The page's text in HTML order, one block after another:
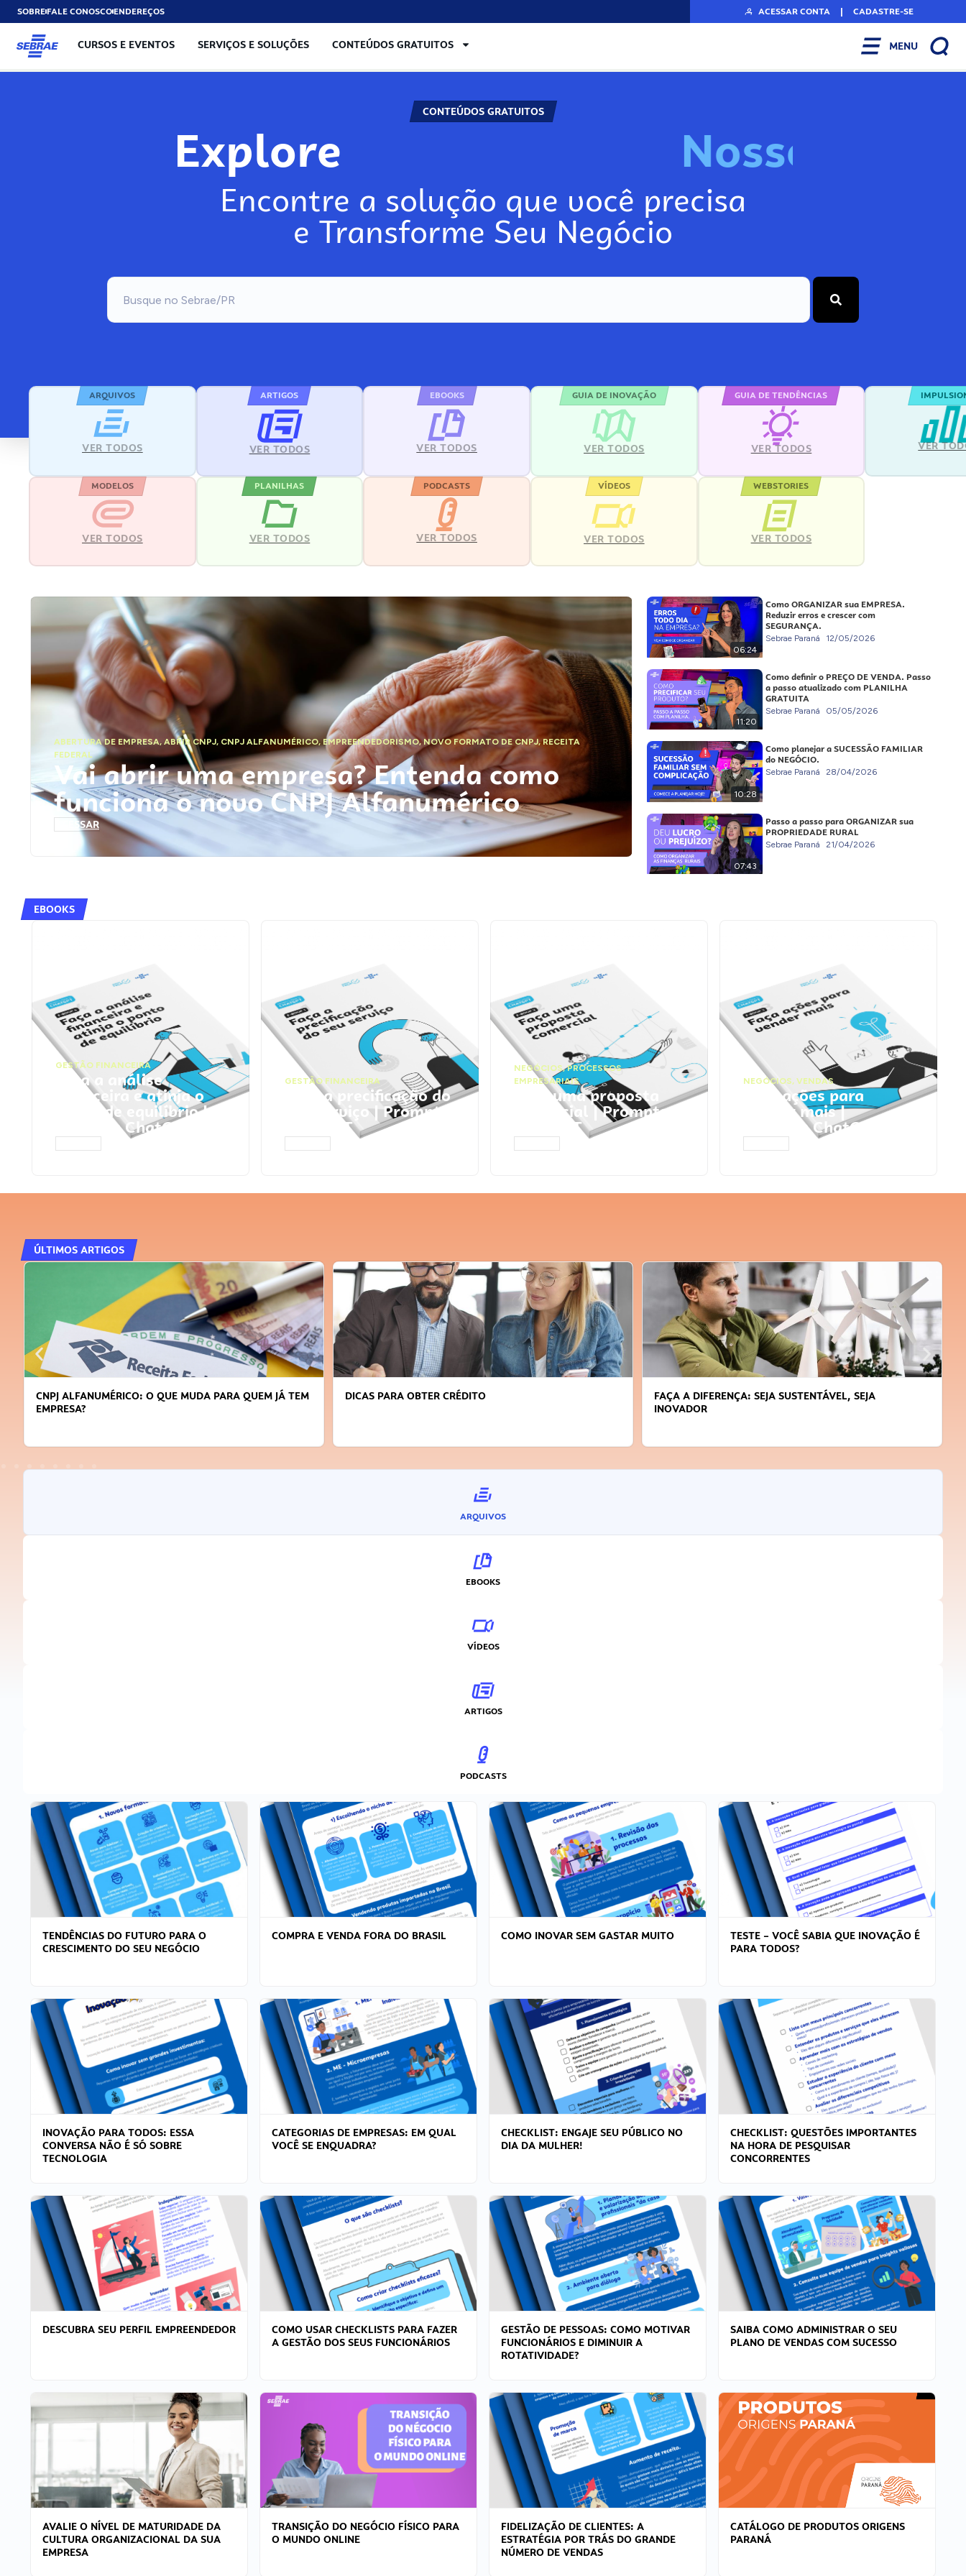
SOBREFALE CONOSCOENDEREÇOS ACESSAR CONTA | CADASTRE-SE
CURSOS E EVENTOS SERVIÇOS E SOLUÇÕES CONTEÚDOS GRATUITOS MENU
CONTEÚDOS GRATUITOS
Explore Nosso
Encontre a solução que você precisa
e Transforme Seu Negócio
ARQUIVOS
VER TODOS
ARTIGOS
VER TODOS
EBOOKS
VER TODOS
GUIA DE INOVAÇÃO
VER TODOS
GUIA DE TENDÊNCIAS
VER TODOS VER
MODELOS
VER TODOS
PLANILHAS
VER TODOS
PODCASTS
VER TODOS
VÍDEOS
VER TODOS
WEBSTORIES
VER TODOS
ABERTURA DE EMPRESA,ABRIR CNPJ, CNPJ ALFANUMÉRICO, EMPREENDEDORISMO,NOVO FORMATO DE CNPJ,RECEITA
FEDERAL
Vai abrir uma empresa? Entenda como
funciona o novo CNPJ Alfanumérico
ACESSAR
06:24
Como ORGANIZAR sua EMPRESA.
Reduzir erros e crescer com
SEGURANÇA.
Sebrae Paraná 12/05/2026
11:20
Como definir o PREÇO DE VENDA. Passo
a passo atualizado com PLANILHA
GRATUITA
Sebrae Paraná 05/05/2026
10:28
Como planejar a SUCESSÃO FAMILIAR
do NEGÓCIO.
Sebrae Paraná 28/04/2026
07:43
Passo a passo para ORGANIZAR sua
PROPRIEDADE RURAL
Sebrae Paraná 21/04/2026
EBOOKS
GESTÃO FINANCEIRA
Faça a análise
financeira e atinja o
ponto de equilíbrio |
Prompts ChatGPT
GESTÃO FINANCEIRA
Faça a precificação do
seu serviço | Prompts
ChatGPT
NEGÓCIOS,PROCESSOS
EMPRESARIAIS
Faça uma proposta
comercial | Prompts
ChatGPT
NEGÓCIOS, VENDAS
Faça ações para
vender mais |
Prompts ChatGPT
ÚLTIMOS ARTIGOS
CNPJ ALFANUMÉRICO: O QUE MUDA PARA QUEM JÁ TEM
EMPRESA?
DICAS PARA OBTER CRÉDITO
FAÇA A DIFERENÇA: SEJA SUSTENTÁVEL, SEJA
INOVADOR
ARQUIVOS
EBOOKS
VÍDEOS
ARTIGOS
PODCASTS
TENDÊNCIAS DO FUTURO PARA O
CRESCIMENTO DO SEU NEGÓCIO
COMPRA E VENDA FORA DO BRASIL COMO INOVAR SEM GASTAR MUITO
TESTE – VOCÊ SABIA QUE INOVAÇÃO É
PARA TODOS?
INOVAÇÃO PARA TODOS: ESSA
CONVERSA NÃO É SÓ SOBRE
TECNOLOGIA
CATEGORIAS DE EMPRESAS: EM QUAL
VOCÊ SE ENQUADRA?
CHECKLIST: ENGAJE SEU PÚBLICO NO
DIA DA MULHER!
CHECKLIST: QUESTÕES IMPORTANTES
NA HORA DE PESQUISAR
CONCORRENTES
DESCUBRA SEU PERFIL EMPREENDEDOR
COMO USAR CHECKLISTS PARA FAZER
A GESTÃO DOS SEUS FUNCIONÁRIOS
GESTÃO DE PESSOAS: COMO MOTIVAR
FUNCIONÁRIOS E DIMINUIR A
ROTATIVIDADE?
SAIBA COMO ADMINISTRAR O SEU
PLANO DE VENDAS COM SUCESSO
AVALIE O NÍVEL DE MATURIDADE DA
CULTURA ORGANIZACIONAL DA SUA
EMPRESA
TRANSIÇÃO DO NEGÓCIO FÍSICO PARA
O MUNDO ONLINE
FIDELIZAÇÃO DE CLIENTES: A
ESTRATÉGIA POR TRÁS DO GRANDE
NÚMERO DE VENDAS
CATÁLOGO DE PRODUTOS ORIGENS
PARANÁ